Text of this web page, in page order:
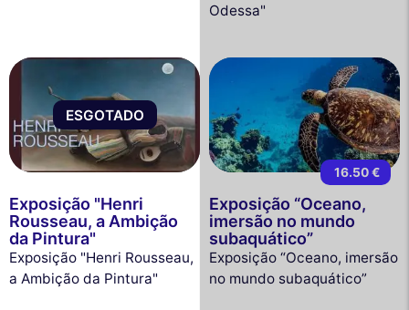
Odessa"
ESGOTADO
Exposição "Henri
Rousseau, a Ambição
da Pintura"
Exposição "Henri Rousseau,
a Ambição da Pintura"
16.50 €
Exposição “Oceano,
imersão no mundo
subaquático”
Exposição “Oceano, imersão
no mundo subaquático”